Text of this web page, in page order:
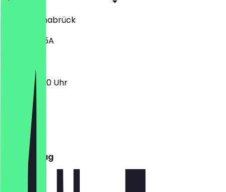
Osnabrück
Nikolaiort 5A
12:00 - 22:30 Uhr
Montag
Dienstag
Mittwoch
Donnerstag
Freitag
Samstag